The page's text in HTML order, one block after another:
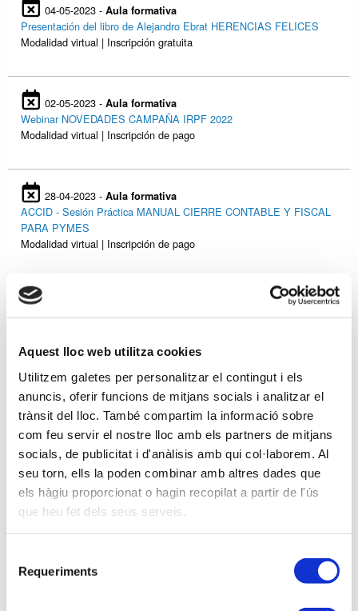
Aquest lloc web utilitza cookies
Utilitzem galetes per personalitzar el contingut i els
anuncis, oferir funcions de mitjans socials i analitzar el
trànsit del lloc. També compartim la informació sobre
com feu servir el nostre lloc amb els partners de mitjans
socials, de publicitat i d'anàlisis amb qui col·laborem. Al
seu torn, ells la poden combinar amb altres dades que
els hàgiu proporcionat o hagin recopilat a partir de l'ús
que heu fet dels seus serveis.
Requeriments
04-05-2023 - Aula formativa
Presentación del libro de Alejandro Ebrat HERENCIAS FELICES
Modalidad virtual | Inscripción gratuita
02-05-2023 - Aula formativa
Webinar NOVEDADES CAMPAÑA IRPF 2022
Modalidad virtual | Inscripción de pago
28-04-2023 - Aula formativa
ACCID - Sesión Práctica MANUAL CIERRE CONTABLE Y FISCAL
PARA PYMES
Modalidad virtual | Inscripción de pago
26-04-2023 -
TARRAGONA - Seminario NOVEDADES CAMPAÑA IRPF 2022
26-04-2023 -Aula formativa
GIRONA - Seminario NOVEDADES CAMPAÑA IRPF 2022
Modalidad presencial | Inscripción de pago
21-04-2023 -Aula formativa
Curso Online IMPUESTO SOBRE LA RENTA DE LAS PERSONAS
FÍSICAS
Modalidad virtual | Inscripción de pago